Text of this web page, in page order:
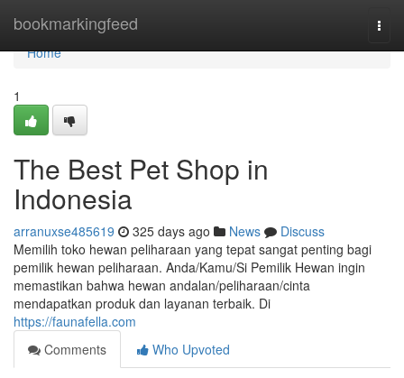
bookmarkingfeed
Home
Home
1
The Best Pet Shop in
Indonesia
arranuxse485619 325 days ago News
Discuss
Memilih toko hewan peliharaan yang tepat sangat penting bagi
pemilik hewan peliharaan. Anda/Kamu/Si Pemilik Hewan ingin
memastikan bahwa hewan andalan/peliharaan/cinta
mendapatkan produk dan layanan terbaik. Di
https://faunafella.com
Comments
Who Upvoted